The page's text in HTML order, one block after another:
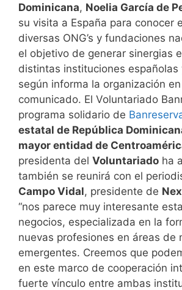
Dominicana, Noelia García de
su visita a España para conocer
diversas ONG’s y fundaciones
el objetivo de generar sinergias
distintas instituciones españolas
según informa la organización
comunicado. El Voluntariado
programa solidario de
estatal de República
mayor entidad de
presidenta del Voluntariado ha
también se reunirá con el
Campo Vidal, presidente de
“nos parece muy interesante
negocios, especializada en la
nuevas profesiones en áreas de
emergentes. Creemos que
en este marco de cooperación
fuerte vínculo entre ambas